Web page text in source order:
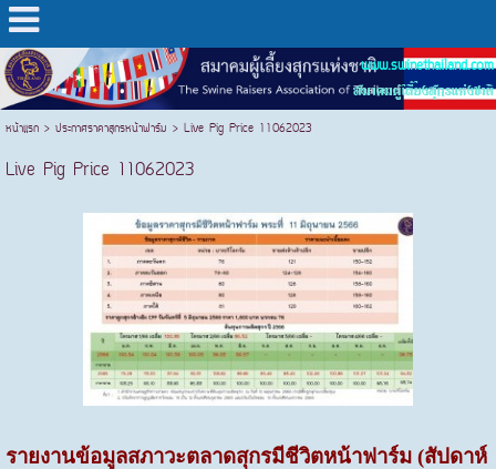
www.swinethailand.com
สมาคมผู้เลี้ยงสุกรแห่งชาติ
หน้าแรก > ประกาศราคาสุกรหน้าฟาร์ม > Live Pig Price 11062023
Live Pig Price 11062023
รายงานข้อมูลสภาวะตลาดสุกรมีชีวิตหน้าฟาร์ม (สัปดาห์